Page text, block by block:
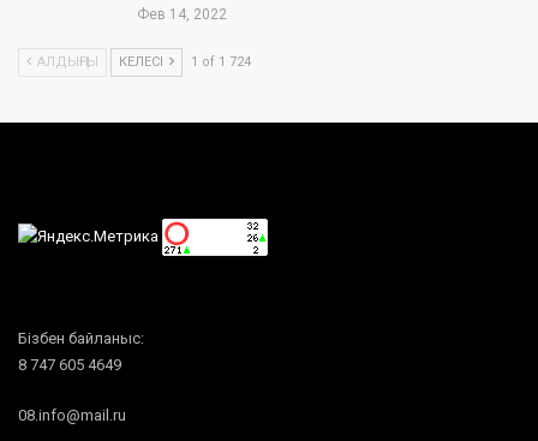
Фев 14, 2022
АЛДЫҢҒЫ КЕЛЕСІ 1 of 1 724
Бізбен байланыс:
8 747 605 4649
08.info@mail.ru